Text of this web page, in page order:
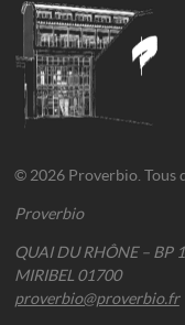
© 2026 Proverbio. Tous
Proverbio
QUAI DU RHÔNE – BP
MIRIBEL 01700
proverbio@proverbio.fr